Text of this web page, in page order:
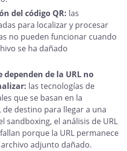
del código QR: las
para localizar y procesar
no pueden funcionar cuando
se ha dañado
dependen de la URL no
las tecnologías de
que se basan en la
de destino para llegar a una
el análisis de URL
porque la URL permanece
adjunto dañado.